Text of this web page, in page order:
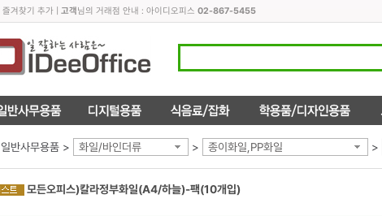
즐겨찾기 추가| 고객님의 거래점 안내 : 아이디오피스 02-867-5455
일반사무용품 > 화일/바인더류 > 종이화일,PP화일 >
모든오피스)칼라정부화일(A4/하늘)-팩(10개입)